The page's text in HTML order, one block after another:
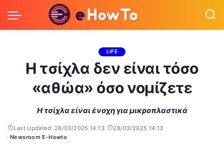
LIFE
Η τσίχλα δεν είναι τόσο
«αθώα» όσο νομίζετε
Η τσίχλα είναι ένοχη για μικροπλαστικά
Last Updated: 28/03/2025 14:13
28/03/2025 14:13
Posted
Newsroom E-Howto